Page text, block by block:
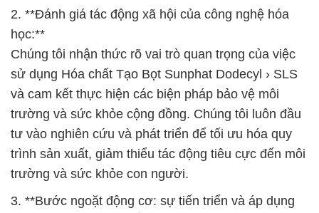
2. **Đánh giá tác động xã hội của công nghệ hóa
học:**
Chúng tôi nhận thức rõ vai trò quan trọng của việc
sử dụng Hóa chất Tạo Bọt Sunphat Dodecyl › SLS
và cam kết thực hiện các biện pháp bảo vệ môi
trường và sức khỏe cộng đồng. Chúng tôi luôn đầu
tư vào nghiên cứu và phát triển để tối ưu hóa quy
trình sản xuất, giảm thiểu tác động tiêu cực đến môi
trường và sức khỏe con người.
3. **Bước ngoặt động cơ: sự tiến triển và áp dụng